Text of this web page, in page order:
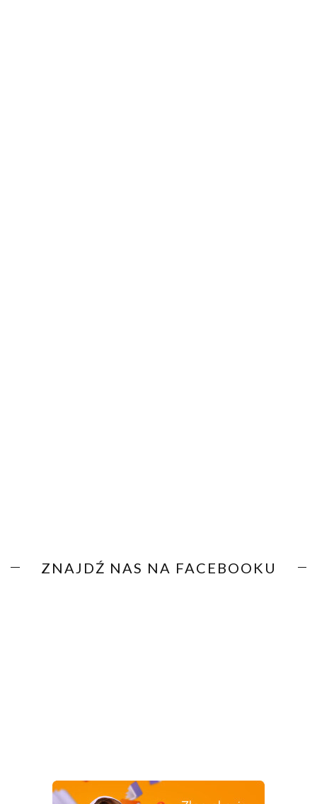
ZNAJDŹ NAS NA FACEBOOKU